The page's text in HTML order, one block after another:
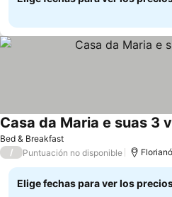
Bed & Breakfast
Casa da Maria e suas 3
/ Puntuación no disponible
Elige fechas para ver los